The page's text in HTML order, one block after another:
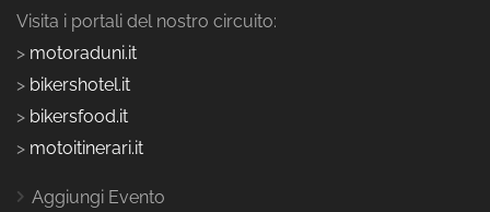
Visita i portali del nostro circuito:
> motoraduni.it
> bikershotel.it
> bikersfood.it
> motoitinerari.it
Aggiungi Evento